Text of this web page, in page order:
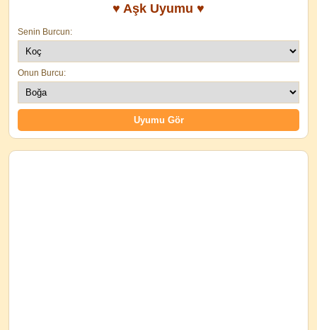
♥ Aşk Uyumu ♥
Senin Burcun:
Onun Burcu: